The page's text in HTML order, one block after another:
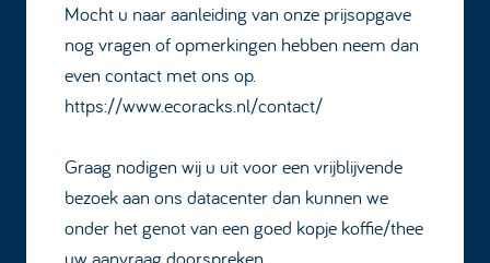
Mocht u naar aanleiding van onze prijsopgave
nog vragen of opmerkingen hebben neem dan
even contact met ons op.
https://www.ecoracks.nl/contact/
Graag nodigen wij u uit voor een vrijblijvende
bezoek aan ons datacenter dan kunnen we
onder het genot van een goed kopje koffie/thee